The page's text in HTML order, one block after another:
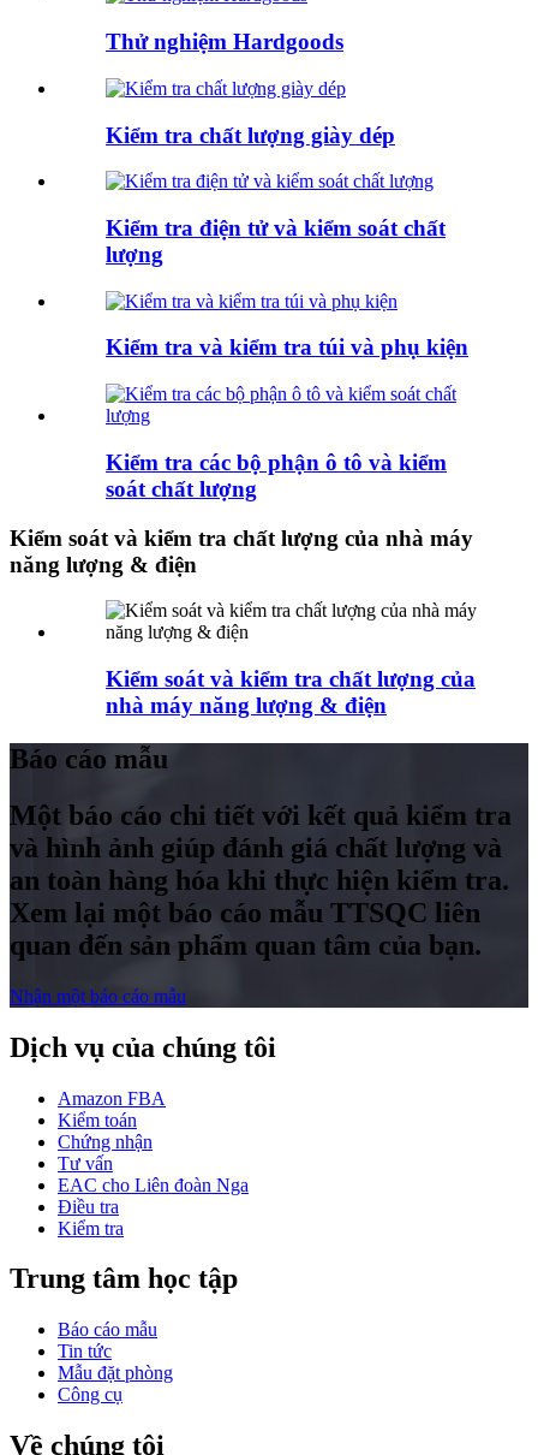
Thử nghiệm Hardgoods
Kiểm tra chất lượng giày dép
Kiểm tra điện tử và kiểm soát chất
lượng
Kiểm tra và kiểm tra túi và phụ kiện
Kiểm tra các bộ phận ô tô và kiểm
soát chất lượng
Kiểm soát và kiểm tra chất lượng của nhà máy
năng lượng & điện
Kiểm soát và kiểm tra chất lượng của
nhà máy năng lượng & điện
Báo cáo mẫu
Một báo cáo chi tiết với kết quả kiểm tra
và hình ảnh giúp đánh giá chất lượng và
an toàn hàng hóa khi thực hiện kiểm tra.
Xem lại một báo cáo mẫu TTSQC liên
quan đến sản phẩm quan tâm của bạn.
Nhận một báo cáo mẫu
Dịch vụ của chúng tôi
Amazon FBA
Kiểm toán
Chứng nhận
Tư vấn
EAC cho Liên đoàn Nga
Điều tra
Kiểm tra
Trung tâm học tập
Báo cáo mẫu
Tin tức
Mẫu đặt phòng
Công cụ
Về chúng tôi